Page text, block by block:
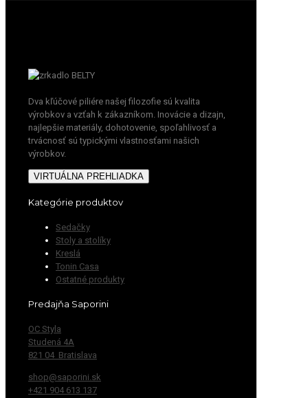
Dva kľúčové piliére našej filozofie sú kvalita
výrobkov a vzťah k zákazníkom. Inovácie a dizajn,
najlepšie materiály, dohotovenie, spoľahlivosť a
trvácnosť sú typickými vlastnosťami našich
výrobkov.
VIRTUÁLNA PREHLIADKA
Kategórie produktov
Sedačky
Stoly a stolíky
Kreslá
Tonin Casa
Ostatné produkty
Predajňa Saporini
OC Styla
Studená 4A
821 04 Bratislava
shop@saporini.sk
+421 904 613 137